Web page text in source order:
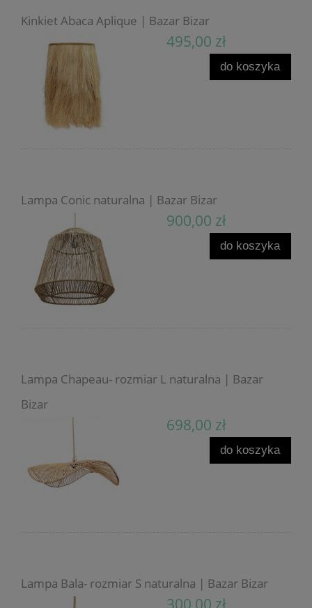
Kinkiet Abaca Aplique | Bazar Bizar
495,00 zł
do koszyka
Lampa Conic naturalna | Bazar Bizar
900,00 zł
do koszyka
Lampa Chapeau- rozmiar L naturalna | Bazar
Bizar
698,00 zł
do koszyka
Lampa Bala- rozmiar S naturalna | Bazar Bizar
300,00 zł